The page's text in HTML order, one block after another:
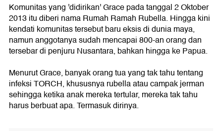
Komunitas yang 'didirikan' Grace pada tanggal 2 Oktober
2013 itu diberi nama Rumah Ramah Rubella. Hingga kini
kendati komunitas tersebut baru eksis di dunia maya,
namun anggotanya sudah mencapai 800-an orang dan
tersebar di penjuru Nusantara, bahkan hingga ke Papua.
Menurut Grace, banyak orang tua yang tak tahu tentang
infeksi TORCH, khususnya rubella atau campak jerman
sehingga ketika anak mereka tertular, mereka tak tahu
harus berbuat apa. Termasuk dirinya.